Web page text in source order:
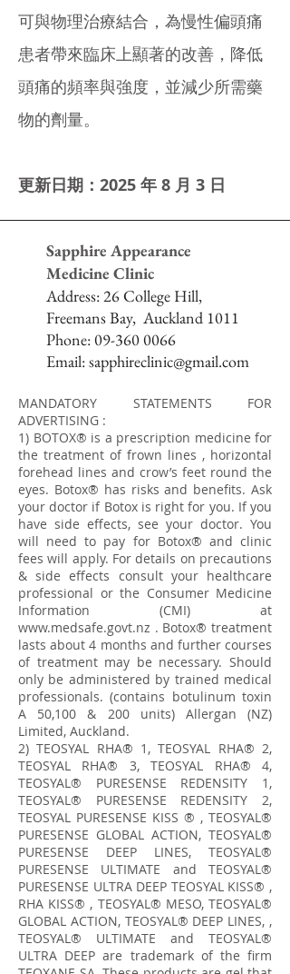
可與物理治療結合，為慢性偏頭痛
患者帶來臨床上顯著的改善，降低
頭痛的頻率與強度，並減少所需藥
物的劑量。
更新日期：2025 年 8 月 3 日
Sapphire Appearance
Medicine Clinic
Address:26 College Hill,
Freemans Bay, Auckland 1011
Phone:09-360 0066
Email:sapphireclinic@gmail.com
MANDATORY STATEMENTS FOR
ADVERTISING :
1) BOTOX® is a prescription medicine for
the treatment of frown lines , horizontal
forehead lines and crow’s feet round the
eyes. Botox® has risks and benefits. Ask
your doctor if Botox is right for you. If you
have side effects, see your doctor. You
will need to pay for Botox® and clinic
fees will apply. For details on precautions
& side effects consult your healthcare
professional or the Consumer Medicine
Information (CMI) at
www.medsafe.govt.nz . Botox® treatment
lasts about 4 months and further courses
of treatment may be necessary. Should
only be administered by trained medical
professionals. (contains botulinum toxin
A 50,100 & 200 units) Allergan (NZ)
Limited, Auckland.
​2) TEOSYAL RHA® 1, TEOSYAL RHA® 2,
TEOSYAL RHA® 3, TEOSYAL RHA® 4,
TEOSYAL® PURESENSE REDENSITY 1,
TEOSYAL® PURESENSE REDENSITY 2,
TEOSYAL PURESENSE KISS ® , TEOSYAL®
PURESENSE GLOBAL ACTION, TEOSYAL®
PURESENSE DEEP LINES, TEOSYAL®
PURESENSE ULTIMATE and TEOSYAL®
PURESENSE ULTRA DEEP TEOSYAL KISS® ,
RHA KISS® , TEOSYAL® MESO, TEOSYAL®
GLOBAL ACTION, TEOSYAL® DEEP LINES, ,
TEOSYAL® ULTIMATE and TEOSYAL®
ULTRA DEEP are trademark of the firm